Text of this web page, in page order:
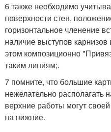
6 также необходимо
поверхности стен,
горизонтальное членение
наличие выступов
этом композиционно
таким линиям;.
7 помните, что большие
нежелательно располагать
верхние работы могут
на нижние.